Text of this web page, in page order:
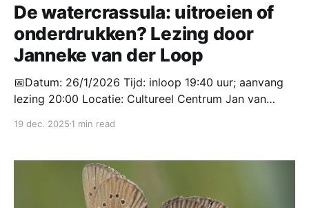
De watercrassula: uitroeien of
onderdrukken? Lezing door
Janneke van der Loop
📅Datum: 26/1/2026 Tijd: inloop 19:40 uur; aanvang
lezing 20:00 Locatie: Cultureel Centrum Jan van
contact@biodiversiteitgoirle.nl Op maandagavond 26
Goirle-Riel een boeiende lezing door dr. Janneke van
der Loop. Watercrassula, een invasieve waterplant,
19 dec. 2025 1 min read